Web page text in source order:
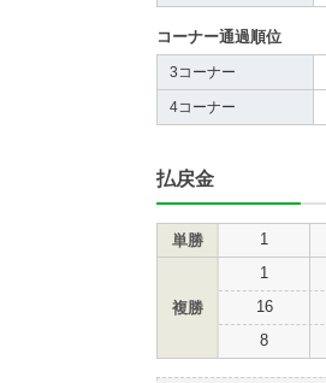
コーナー通過順位
3コーナー
4コーナー
払戻金
単勝 1
複勝
1
16
8